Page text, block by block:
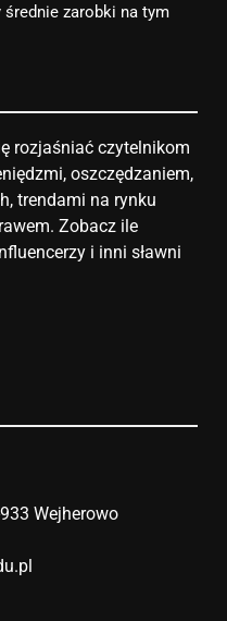
zarobki na tym
rozjaśniać czytelnikom
oszczędzaniem,
trendami na rynku
Zobacz ile
i inni sławni
Wejherowo